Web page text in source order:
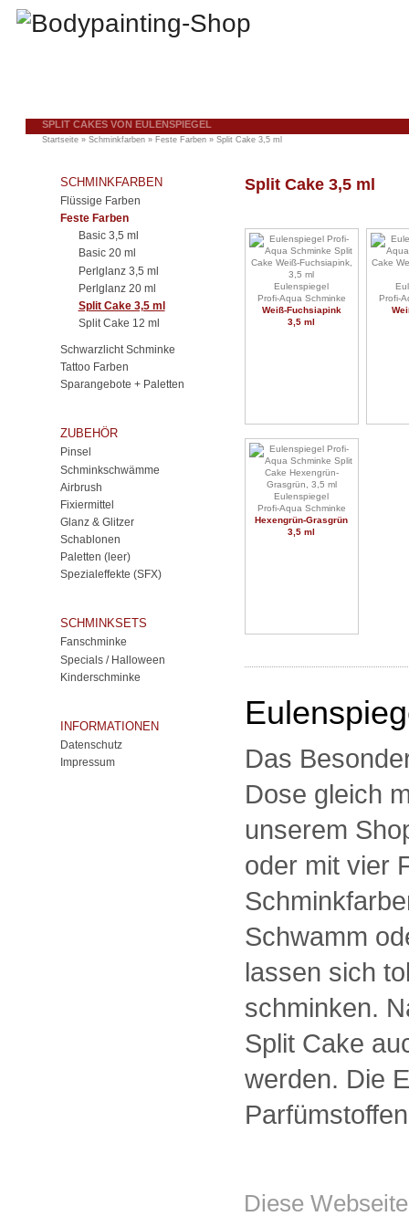
SPLIT CAKES VON EULENSPIEGEL
Startseite» Schminkfarben» Feste Farben» Split Cake 3,5 ml
SCHMINKFARBEN
Flüssige Farben
Feste Farben
Basic 3,5 ml
Basic 20 ml
Perlglanz 3,5 ml
Perlglanz 20 ml
Split Cake 3,5 ml
Split Cake 12 ml
Schwarzlicht Schminke
Tattoo Farben
Sparangebote + Paletten
ZUBEHÖR
Pinsel
Schminkschwämme
Airbrush
Fixiermittel
Glanz & Glitzer
Schablonen
Paletten (leer)
Spezialeffekte (SFX)
SCHMINKSETS
Fanschminke
Specials / Halloween
Kinderschminke
INFORMATIONEN
Datenschutz
Impressum
Split Cake 3,5 ml
Eulenspiegel
Profi-Aqua Schminke
Weiß-Fuchsiapink
3,5 ml
Profi-
Eulenspiegel
Profi-Aqua Schminke
Hexengrün-Grasgrün
3,5 ml
Das
Dose gleich
unserem
oder mit vier
Schwamm
lassen sich
schminken.
Split Cake
werden. Die
Diese